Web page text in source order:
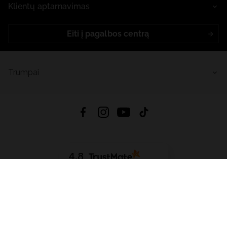
Klientų aptarnavimas
Eiti į pagalbos centrą
4.8